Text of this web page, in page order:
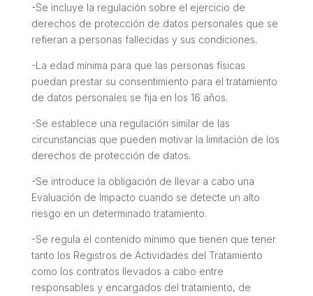
-Se incluye la regulación sobre el ejercicio de
derechos de protección de datos personales que se
refieran a personas fallecidas y sus condiciones.
-La edad mínima para que las personas físicas
puedan prestar su consentimiento para el tratamiento
de datos personales se fija en los 16 años.
-Se establece una regulación similar de las
circunstancias que pueden motivar la limitación de los
derechos de protección de datos.
-Se introduce la obligación de llevar a cabo una
Evaluación de Impacto cuando se detecte un alto
riesgo en un determinado tratamiento.
-Se regula el contenido mínimo que tienen que tener
tanto los Registros de Actividades del Tratamiento
como los contratos llevados a cabo entre
responsables y encargados del tratamiento, de